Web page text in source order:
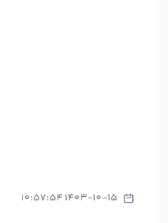
1403-10-15 10:57:54